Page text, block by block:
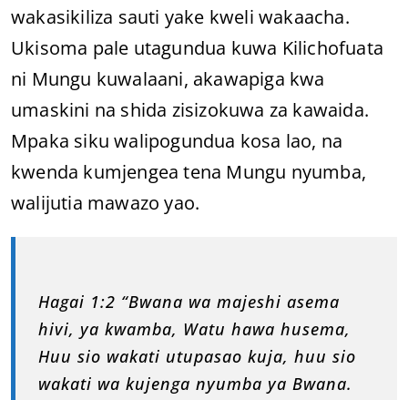
wakasikiliza sauti yake kweli wakaacha.
Ukisoma pale utagundua kuwa Kilichofuata
ni Mungu kuwalaani, akawapiga kwa
umaskini na shida zisizokuwa za kawaida.
Mpaka siku walipogundua kosa lao, na
kwenda kumjengea tena Mungu nyumba,
walijutia mawazo yao.
Hagai 1:2 “Bwana wa majeshi asema
hivi, ya kwamba, Watu hawa husema,
Huu sio wakati utupasao kuja, huu sio
wakati wa kujenga nyumba ya Bwana.